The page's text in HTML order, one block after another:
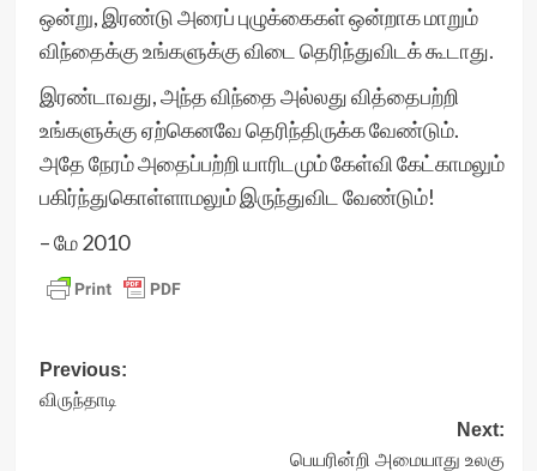
ஒன்று, இரண்டு அரைப் புழுக்கைகள் ஒன்றாக மாறும்
விந்தைக்கு உங்களுக்கு விடை தெரிந்துவிடக் கூடாது.
இரண்டாவது, அந்த விந்தை அல்லது வித்தைபற்றி
உங்களுக்கு ஏற்கெனவே தெரிந்திருக்க வேண்டும்.
அதே நேரம் அதைப்பற்றி யாரிடமும் கேள்வி கேட்காமலும்
பகிர்ந்துகொள்ளாமலும் இருந்துவிட வேண்டும்!
– மே 2010
Post
navigation
Previous:
விருந்தாடி
Next:
பெயரின்றி அமையாது உலகு